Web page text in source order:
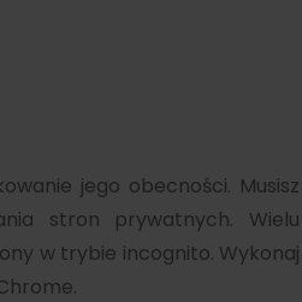
jego obecności. Musisz
stron prywatnych. Wielu
w trybie incognito. Wykonaj